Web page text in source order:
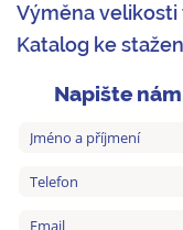
Výměna velikosti
Katalog ke
Napište